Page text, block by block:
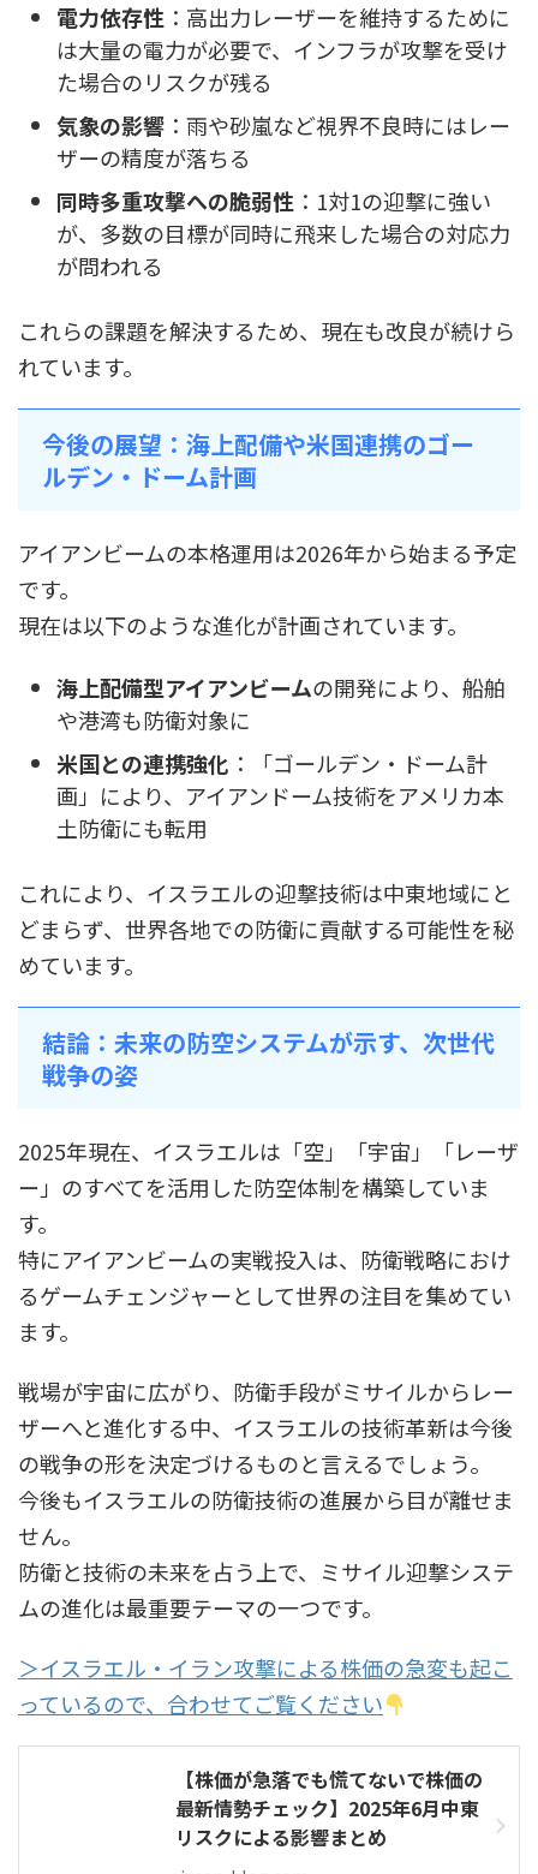
電力依存性 ：高出力レーザーを維持するために
は大量の電力が必要で、インフラが攻撃を受け
た場合のリスクが残る
気象の影響 ：雨や砂嵐など視界不良時にはレー
ザーの精度が落ちる
同時多重攻撃への脆弱性 ：1対1の迎撃に強い
が、多数の目標が同時に飛来した場合の対応力
が問われる
これらの課題を解決するため、現在も改良が続けら
れています。
今後の展望：海上配備や米国連携のゴー
ルデン・ドーム計画
アイアンビームの本格運用は2026年から始まる予定
です。
現在は以下のような進化が計画されています。
海上配備型アイアンビームの開発により、船舶
や港湾も防衛対象に
米国との連携強化 ：「ゴールデン・ドーム計
画」により、アイアンドーム技術をアメリカ本
土防衛にも転用
これにより、イスラエルの迎撃技術は中東地域にと
どまらず、世界各地での防衛に貢献する可能性を秘
めています。
結論：未来の防空システムが示す、次世代
戦争の姿
2025年現在、イスラエルは「空」「宇宙」「レーザ
ー」のすべてを活用した防空体制を構築していま
す。
特にアイアンビームの実戦投入は、防衛戦略におけ
るゲームチェンジャーとして世界の注目を集めてい
ます。
戦場が宇宙に広がり、防衛手段がミサイルからレー
ザーへと進化する中、イスラエルの技術革新は今後
の戦争の形を決定づけるものと言えるでしょう。
今後もイスラエルの防衛技術の進展から目が離せま
せん。
防衛と技術の未来を占う上で、ミサイル迎撃システ
ムの進化は最重要テーマの一つです。
＞イスラエル・イラン攻撃による株価の急変も起こ
っているので、合わせてご覧ください
【株価が急落でも慌てないで株価の
最新情勢チェック】2025年6月中東
リスクによる影響まとめ